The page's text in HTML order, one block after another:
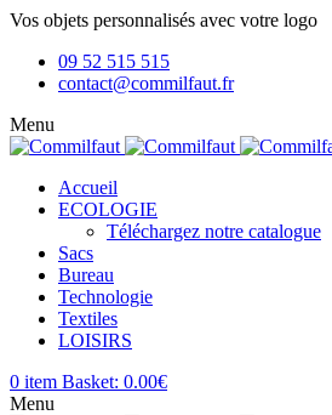
Vos objets personnalisés avec votre logo
09 52 515 515
contact@commilfaut.fr
Menu
Accueil
ECOLOGIE
Téléchargez notre catalogue
Sacs
Bureau
Technologie
Textiles
LOISIRS
0 item Basket: 0.00€
Menu